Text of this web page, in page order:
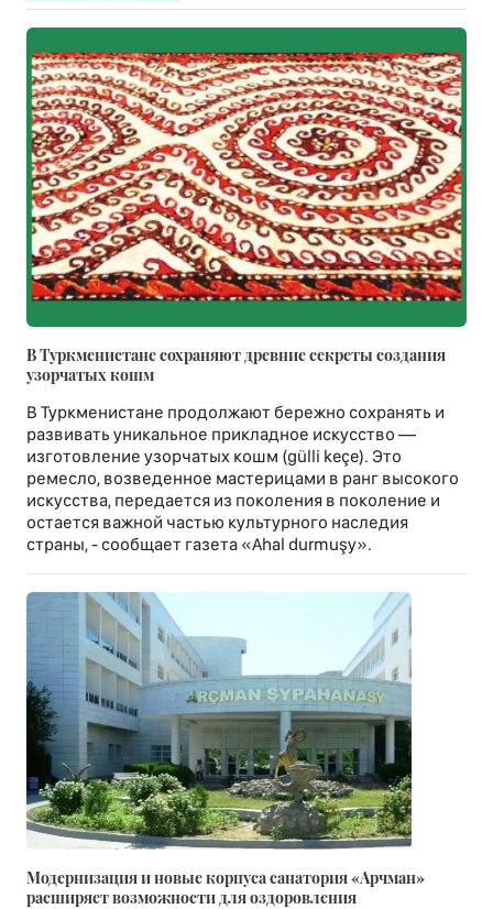
В Туркменистане сохраняют древние секреты создания
узорчатых кошм
В Туркменистане продолжают бережно сохранять и
развивать уникальное прикладное искусство —
изготовление узорчатых кошм (gülli keçe). Это
ремесло, возведенное мастерицами в ранг высокого
искусства, передается из поколения в поколение и
остается важной частью культурного наследия
страны, - сообщает газета «Ahal durmuşy».
Модернизация и новые корпуса санатория «Арчман»
расширяет возможности для оздоровления